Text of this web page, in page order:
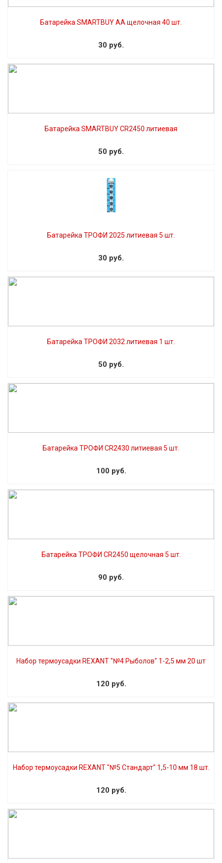
Батарейка SMARTBUY AA щелочная 40 шт.
30 руб.
Батарейка SMARTBUY CR2450 литиевая
50 руб.
Батарейка ТРОФИ 2025 литиевая 5 шт.
30 руб.
Батарейка ТРОФИ 2032 литиевая 1 шт.
50 руб.
Батарейка ТРОФИ CR2430 литиевая 5 шт.
100 руб.
Батарейка ТРОФИ CR2450 щелочная 5 шт.
90 руб.
Набор термоусадки REXANT "№4 Рыболов" 1-2,5 мм 20 шт
120 руб.
Набор термоусадки REXANT "№5 Стандарт" 1,5-10 мм 18 шт.
120 руб.